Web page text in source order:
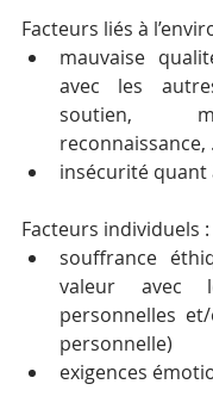
Facteurs liés à
mauvaise
avec les
soutien,
reconnaissance,
insécurité quant
Facteurs individuels :
souffrance
valeur avec
personnelles
personnelle)
exigences